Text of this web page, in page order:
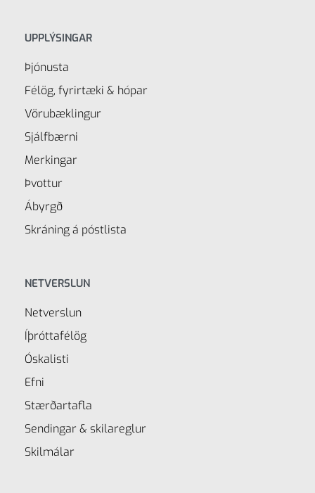
UPPLÝSINGAR
Þjónusta
Félög, fyrirtæki & hópar
Vörubæklingur
Sjálfbærni
Merkingar
Þvottur
Ábyrgð
Skráning á póstlista
NETVERSLUN
Netverslun
Íþróttafélög
Óskalisti
Efni
Stærðartafla
Sendingar & skilareglur
Skilmálar